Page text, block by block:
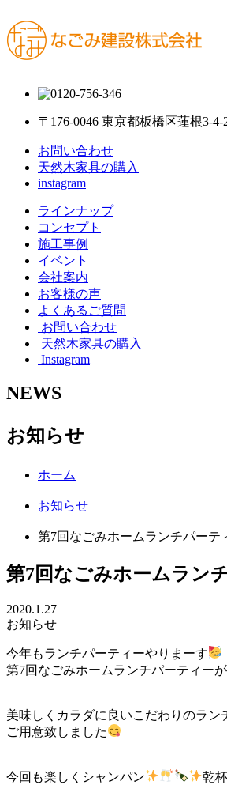
〒176-0046 東京都板橋区蓮根3-4-
お問い合わせ
天然木家具の購入
instagram
ラインナップ
コンセプト
施工事例
イベント
会社案内
お客様の声
よくあるご質問
お問い合わせ
天然木家具の購入
Instagram
NEWS
お知らせ
ホーム
お知らせ
第7回なごみホームランチパーテ
第7回なごみホームラン
2020.1.27
お知らせ
今年もランチパーティーやりまーす
第7回なごみホームランチパーティー
美味しくカラダに良いこだわりのラン
ご用意致しました
今回も楽しくシャンパン
乾杯